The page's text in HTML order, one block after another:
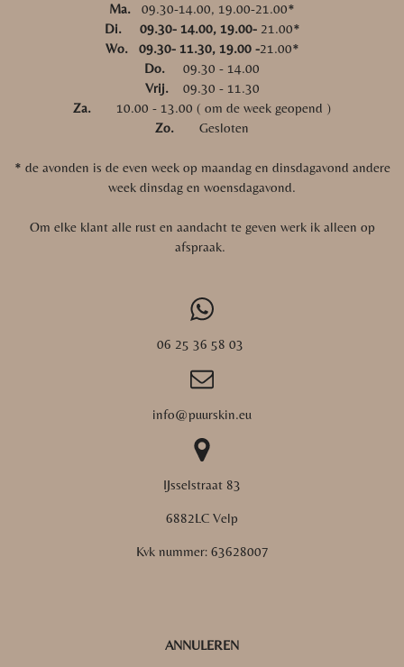
Ma. 09.30-14.00, 19.00-21.00*
Di. 09.30- 14.00, 19.00- 21.00*
Wo. 09.30- 11.30, 19.00 -21.00*
Do. 09.30 - 14.00
Vrij.
09.30 - 11.30
Za. 10.00 - 13.00 ( om de week geopend )
Zo.
Gesloten
* de avonden is de even week op maandag en dinsdagavond andere
week dinsdag en woensdagavond.
Om elke klant alle rust en aandacht te geven werk ik alleen op
afspraak.
06 25 36 58 03
info@puurskin.eu
IJsselstraat 83
6882LC Velp
Kvk nummer: 63628007
ANNULEREN